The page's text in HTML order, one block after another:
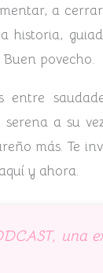
a
historia,
Buen povecho.
entre
serena a su
más. Te
y ahora.
una